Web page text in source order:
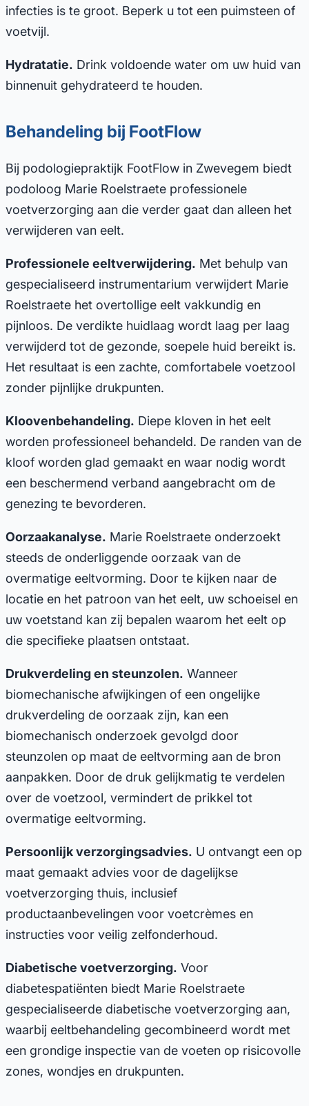
infecties is te groot. Beperk u tot een puimsteen of
voetvijl.
Hydratatie. Drink voldoende water om uw huid van
binnenuit gehydrateerd te houden.
Behandeling bij FootFlow
Bij podologiepraktijk FootFlow in Zwevegem biedt
podoloog Marie Roelstraete professionele
voetverzorging aan die verder gaat dan alleen het
verwijderen van eelt.
Professionele eeltverwijdering. Met behulp van
gespecialiseerd instrumentarium verwijdert Marie
Roelstraete het overtollige eelt vakkundig en
pijnloos. De verdikte huidlaag wordt laag per laag
verwijderd tot de gezonde, soepele huid bereikt is.
Het resultaat is een zachte, comfortabele voetzool
zonder pijnlijke drukpunten.
Kloovenbehandeling. Diepe kloven in het eelt
worden professioneel behandeld. De randen van de
kloof worden glad gemaakt en waar nodig wordt
een beschermend verband aangebracht om de
genezing te bevorderen.
Oorzaakanalyse. Marie Roelstraete onderzoekt
steeds de onderliggende oorzaak van de
overmatige eeltvorming. Door te kijken naar de
locatie en het patroon van het eelt, uw schoeisel en
uw voetstand kan zij bepalen waarom het eelt op
die specifieke plaatsen ontstaat.
Drukverdeling en steunzolen. Wanneer
biomechanische afwijkingen of een ongelijke
drukverdeling de oorzaak zijn, kan een
biomechanisch onderzoek gevolgd door
steunzolen op maat de eeltvorming aan de bron
aanpakken. Door de druk gelijkmatig te verdelen
over de voetzool, vermindert de prikkel tot
overmatige eeltvorming.
Persoonlijk verzorgingsadvies. U ontvangt een op
maat gemaakt advies voor de dagelijkse
voetverzorging thuis, inclusief
productaanbevelingen voor voetcrèmes en
instructies voor veilig zelfonderhoud.
Diabetische voetverzorging. Voor
diabetespatiënten biedt Marie Roelstraete
gespecialiseerde diabetische voetverzorging aan,
waarbij eeltbehandeling gecombineerd wordt met
een grondige inspectie van de voeten op risicovolle
zones, wondjes en drukpunten.